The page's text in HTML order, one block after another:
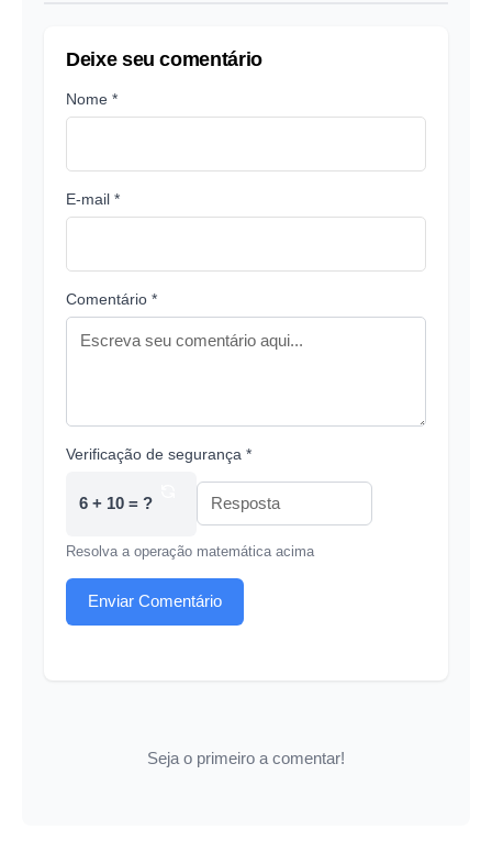
Deixe seu comentário
Nome *
E-mail *
Comentário *
Verificação de segurança *
6 + 10 = ?
Resolva a operação matemática acima
Enviar Comentário
Seja o primeiro a comentar!